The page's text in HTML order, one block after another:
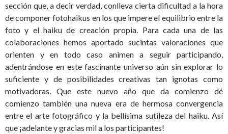
sección que, a decir verdad, conlleva cierta dificultad a la hora
de componer fotohaikus en los que impere el equilibrio entre la
foto y el haiku de creación propia. Para cada una de las
colaboraciones hemos aportado sucintas valoraciones que
orienten y en todo caso animen a seguir participando,
adentrándose en este fascinante universo aún sin explorar lo
suficiente y de posibilidades creativas tan ignotas como
motivadoras. Que este nuevo año que da comienzo dé
comienzo también una nueva era de hermosa convergencia
entre el arte fotográfico y la bellísima sutileza del haiku. Así
que ¡adelante y gracias mil a los participantes!